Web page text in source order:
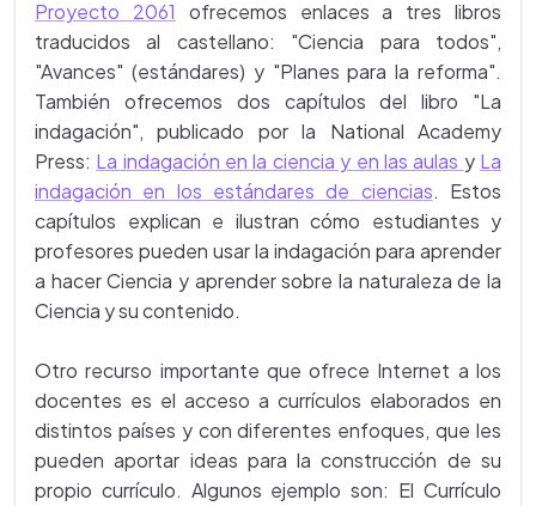
Proyecto 2061 ofrecemos enlaces a tres libros
traducidos al castellano: "Ciencia para todos",
"Avances" (estándares) y "Planes para la reforma".
También ofrecemos dos capítulos del libro "La
indagación", publicado por la National Academy
Press: La indagación en la ciencia y en las aulas y La
indagación en los estándares de ciencias. Estos
capítulos explican e ilustran cómo estudiantes y
profesores pueden usar la indagación para aprender
a hacer Ciencia y aprender sobre la naturaleza de la
Ciencia y su contenido.
Otro recurso importante que ofrece Internet a los
docentes es el acceso a currículos elaborados en
distintos países y con diferentes enfoques, que les
pueden aportar ideas para la construcción de su
propio currículo. Algunos ejemplo son: El Currículo